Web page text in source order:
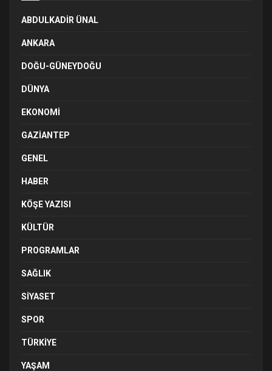
ABDULKADIR ÜNAL
ANKARA
DOĞU-GÜNEYDOĞU
DÜNYA
EKONOMI
GAZIANTEP
GENEL
HABER
KÖŞE YAZISI
KÜLTÜR
PROGRAMLAR
SAĞLIK
SIYASET
SPOR
TÜRKIYE
YAŞAM